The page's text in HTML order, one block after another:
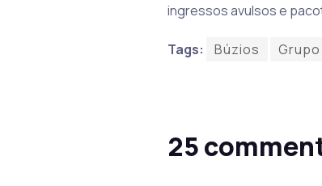
ingressos avulsos e
Tags: Búzios
25